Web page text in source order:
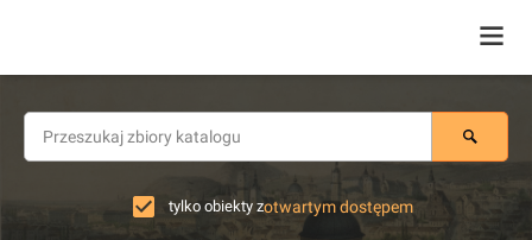
tylko obiekty zotwartym dostępem